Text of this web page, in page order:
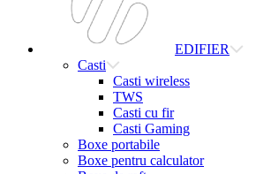
EDIFIER
Casti
Casti wireless
TWS
Casti cu fir
Casti Gaming
Boxe portabile
Boxe pentru calculator